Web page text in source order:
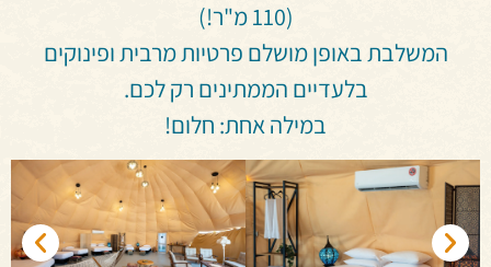
(110 מ"ר!)
המשלבת באופן מושלם פרטיות מרבית ופינוקים
בלעדיים הממתינים רק לכם.
במילה אחת: חלום!